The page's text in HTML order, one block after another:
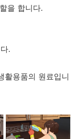
을 합니다.
.
활용품의 원료입니